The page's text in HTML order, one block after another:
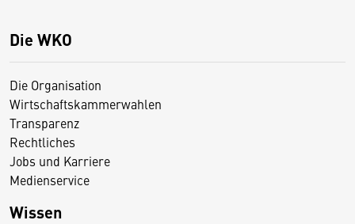
Die WKO
Die Organisation
Wirtschaftskammerwahlen
Transparenz
Rechtliches
Jobs und Karriere
Medienservice
Wissen